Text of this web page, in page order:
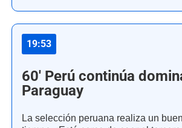
19:53
60' Perú continúa
Paraguay
La selección peruana realiza un